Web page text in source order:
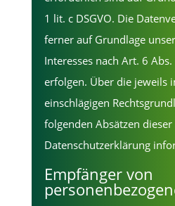
1 lit. c DSGVO. Die
ferner auf Grundlage
Interesses nach Art. 6
erfolgen. Über die jeweils
einschlägigen
folgenden Absätzen dieser
Datenschutzerklärung
Empfänger von